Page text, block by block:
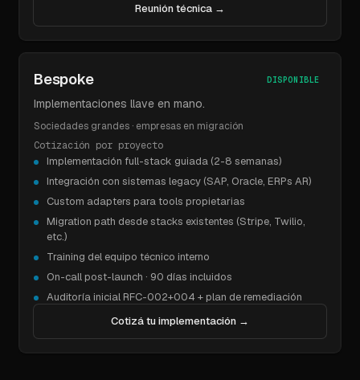
Reunión técnica →
Bespoke DISPONIBLE
Implementaciones llave en mano.
Sociedades grandes · empresas en migración
Cotización por proyecto
Implementación full-stack guiada (2-8 semanas)
Integración con sistemas legacy (SAP, Oracle, ERPs AR)
Custom adapters para tools propietarias
Migration path desde stacks existentes (Stripe, Twilio,
etc.)
Training del equipo técnico interno
On-call post-launch · 90 días incluidos
Auditoría inicial RFC-002+004 + plan de remediación
Cotizá tu implementación →